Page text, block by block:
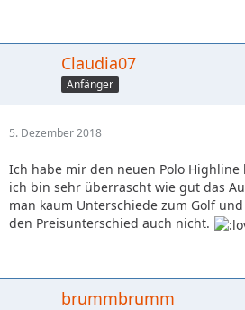
Claudia07
Anfänger
5. Dezember 2018
Ich habe mir den neuen Polo
ich bin sehr überrascht wie gut das
man kaum Unterschiede zum Golf
den Preisunterschied auch nicht.
brummbrumm